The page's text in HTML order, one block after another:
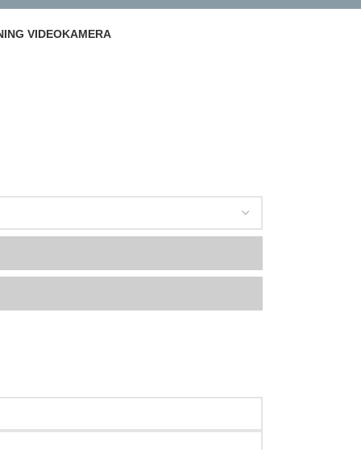
VIDEOKAMERA